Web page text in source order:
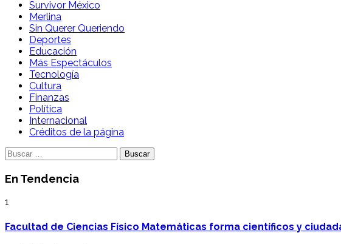
Survivor México
Merlina
Sin Querer Queriendo
Deportes
Educación
Más Espectáculos
Tecnología
Cultura
Finanzas
Política
Internacional
Créditos de la página
Buscar:
En Tendencia
1
Facultad de Ciencias Físico Matemáticas forma científicos y